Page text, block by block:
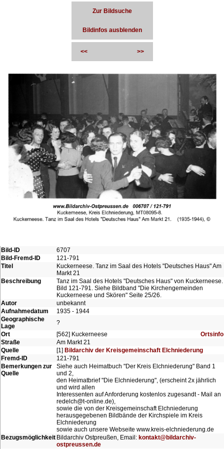
Zur Bildsuche
Bildinfos ausblenden
<< >>
Bild-ID
6707
Bild-Fremd-ID
121-791
Titel
Kuckerneese. Tanz im Saal des Hotels "Deutsches Haus" Am
Markt 21
Beschreibung
Tanz im Saal des Hotels "Deutsches Haus" von Kuckerneese.
Bild 121-791. Siehe Bildband "Die Kirchengemeinden
Kuckerneese und Skören" Seite 25/26.
Autor
unbekannt
Aufnahmedatum
1935 - 1944
Geographische
Lage
?
Ort
[562] Kuckerneese
Ortsinfo
Straße
Am Markt 21
Quelle
[1] Bildarchiv der Kreisgemeinschaft Elchniederung
Fremd-ID
121-791
Bemerkungen zur
Quelle
Siehe auch Heimatbuch "Der Kreis Elchniederung" Band 1
und 2,
den Heimatbrief "Die Elchniederung", (erscheint 2x jährlich
und wird allen
Interessenten auf Anforderung kostenlos zugesandt - Mail an
redelch@t-online.de),
sowie die von der Kreisgemeinschaft Elchniederung
herausgegebenen Bildbände der Kirchspiele im Kreis
Elchniederung
sowie auch unsere Webseite www.kreis-elchniederung.de
Bezugsmöglichkeit Bildarchiv Ostpreußen, Email: kontakt@bildarchiv-
ostpreussen.de